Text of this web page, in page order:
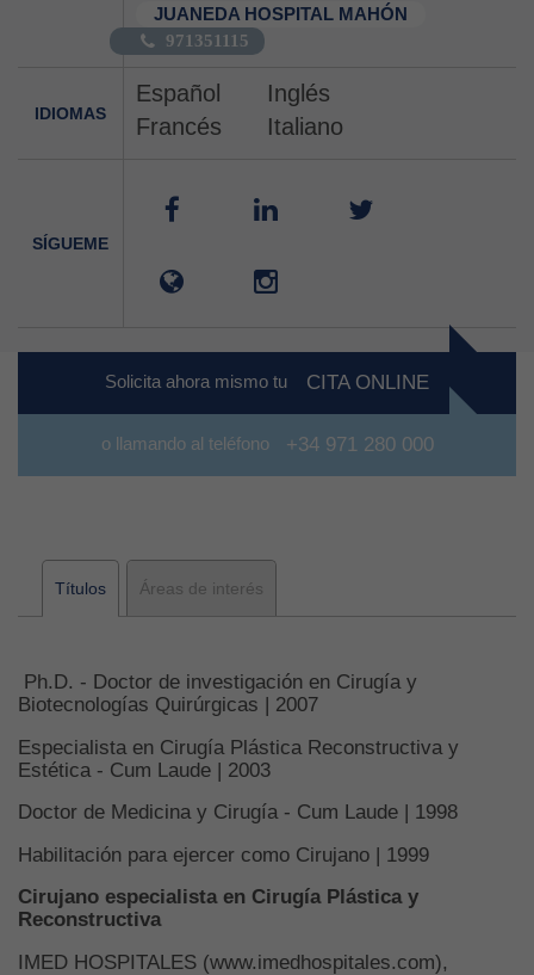
JUANEDA HOSPITAL MAHÓN
971351115
IDIOMAS
Español
Inglés
Francés
Italiano
SÍGUEME
Solicita ahora mismo tu CITA ONLINE
o llamando al teléfono +34 971 280 000
Títulos Áreas de interés
Ph.D. - Doctor de investigación en Cirugía y
Biotecnologías Quirúrgicas | 2007
Especialista en Cirugía Plástica Reconstructiva y
Estética - Cum Laude | 2003
Doctor de Medicina y Cirugía - Cum Laude | 1998
Habilitación para ejercer como Cirujano | 1999
Cirujano especialista en Cirugía Plástica y
Reconstructiva
IMED HOSPITALES (www.imedhospitales.com),